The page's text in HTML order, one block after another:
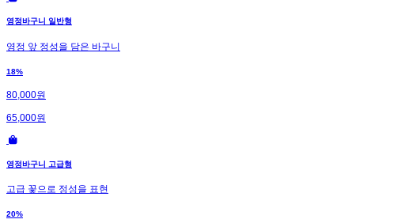
영정바구니 일반형
영정 앞 정성을 담은 바구니
18%
80,000원
65,000원
영정바구니 고급형
고급 꽃으로 정성을 표현
20%